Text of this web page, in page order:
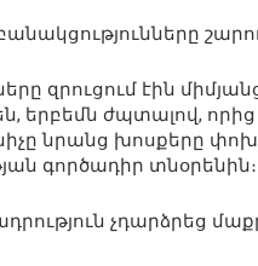
զրուցում էին
երբեմն ժպտալով,
նրանց խոսքերը
գործադիր տնօրենին։
չդարձրեց